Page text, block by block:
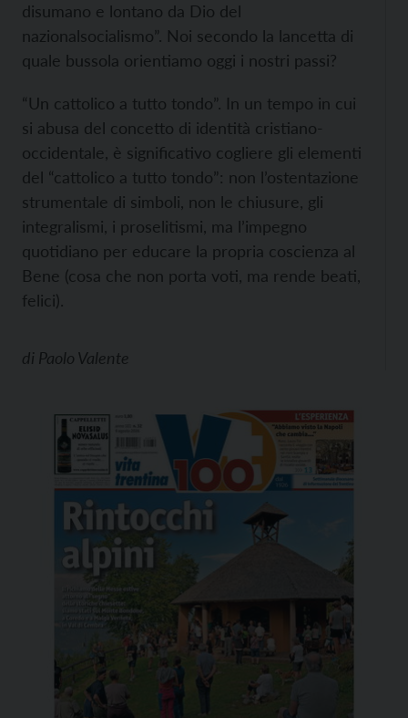
disumano e lontano da Dio del
nazionalsocialismo”. Noi secondo la lancetta di
quale bussola orientiamo oggi i nostri passi?
“Un cattolico a tutto tondo”. In un tempo in cui
si abusa del concetto di identità cristiano-
occidentale, è significativo cogliere gli elementi
del “cattolico a tutto tondo”: non l’ostentazione
strumentale di simboli, non le chiusure, gli
integralismi, i proselitismi, ma l’impegno
quotidiano per educare la propria coscienza al
Bene (cosa che non porta voti, ma rende beati,
felici).
di Paolo Valente